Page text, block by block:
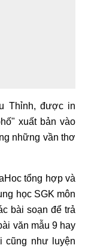
Thỉnh, được in
xuất bản vào
những vần thơ
tổng hợp và
học SGK môn
bài soạn để trả
văn mẫu 9 hay
cũng như luyện